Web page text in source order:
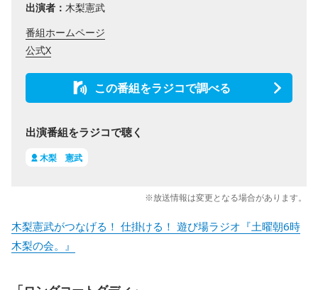
出演者： 木梨憲武
番組ホームページ
公式X
この番組をラジコで調べる
出演番組をラジコで聴く
木梨 憲武
※放送情報は変更となる場合があります。
木梨憲武がつなげる！ 仕掛ける！ 遊び場ラジオ『土曜朝6時
木梨の会。』